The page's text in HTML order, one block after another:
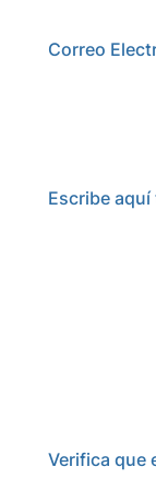
Correo
Escribe
Verifica que